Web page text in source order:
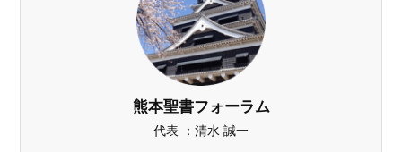
熊本聖書フォーラム
代表 ：清水 誠一